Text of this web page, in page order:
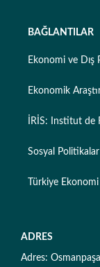
BAĞLANTILAR
Ekonomi ve Dış
Ekonomik
İRİS: Institut de
Sosyal
Türkiye
ADRES
Adres: